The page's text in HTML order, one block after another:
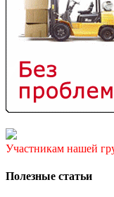
Участникам нашей
Полезные статьи